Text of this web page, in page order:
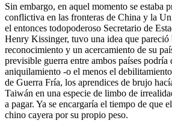
Sin embargo, en aquel momento se estaba
conflictiva en las fronteras de China y la
el entonces todopoderoso Secretario de
Henry Kissinger, tuvo una idea que
reconocimiento y un acercamiento de su
previsible guerra entre ambos países podría
aniquilamiento -o el menos el
de Guerra Fría, los aprendices de brujo
Taiwán en una especie de limbo de
a pagar. Ya se encargaría el tiempo de que
chino cayera por su propio peso.